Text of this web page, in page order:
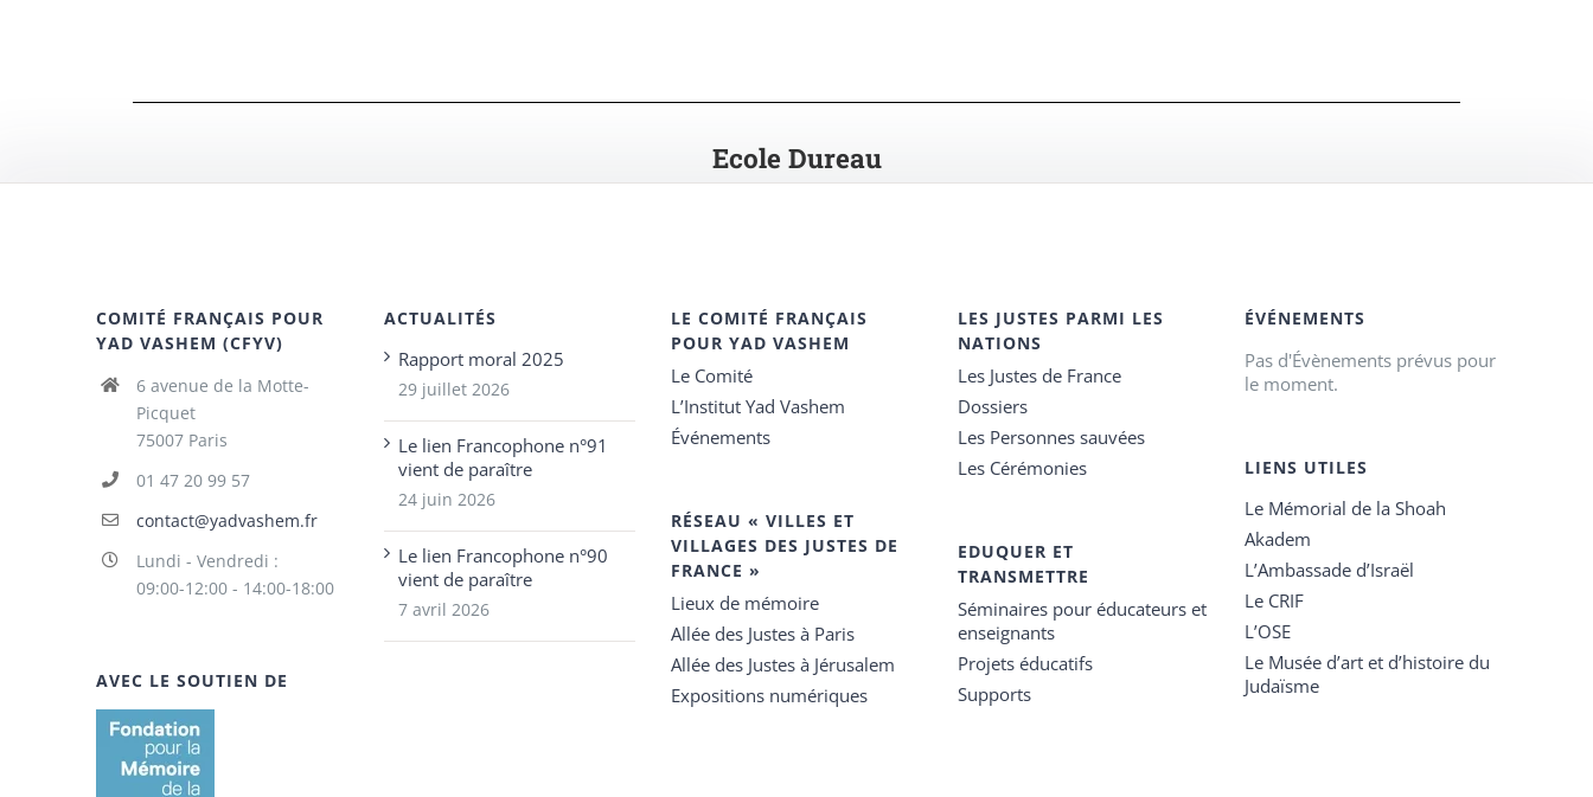
Ecole Dureau
COMITÉ FRANÇAIS POUR
YAD VASHEM (CFYV)
6 avenue de la Motte-
Picquet
75007 Paris
01 47 20 99 57
contact@yadvashem.fr
Lundi - Vendredi :
09:00-12:00 - 14:00-18:00
AVEC LE SOUTIEN DE
ACTUALITÉS
Rapport moral 2025
29 juillet 2026
Le lien Francophone n°91
vient de paraître
24 juin 2026
Le lien Francophone n°90
vient de paraître
7 avril 2026
LE COMITÉ FRANÇAIS
POUR YAD VASHEM
Le Comité
L’Institut Yad Vashem
Événements
RÉSEAU « VILLES ET
VILLAGES DES JUSTES DE
FRANCE »
Lieux de mémoire
Allée des Justes à Paris
Allée des Justes à Jérusalem
Expositions numériques
LES JUSTES PARMI LES
NATIONS
Les Justes de France
Dossiers
Les Personnes sauvées
Les Cérémonies
EDUQUER ET
TRANSMETTRE
Séminaires pour éducateurs et
enseignants
Projets éducatifs
Supports
ÉVÉNEMENTS
Pas d'Évènements prévus pour
le moment.
LIENS UTILES
Le Mémorial de la Shoah
Akadem
L’Ambassade d’Israël
Le CRIF
L’OSE
Le Musée d’art et d’histoire du
Judaïsme